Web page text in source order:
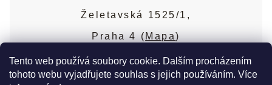
Tento web používá soubory cookie. Dalším procházením
tohoto webu vyjadřujete souhlas s jejich používáním. Více
Puncovní značky
Blog
Nejčastější dotazy
Želetavská 1525/1,
Praha 4 ( Mapa)
Více o prodejně